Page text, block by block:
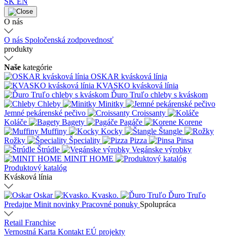
O nás
O nás Spoločenská zodpovednosť
produkty
Naše kategórie
OSKAR kvásková línia
KVASKO kvásková línia
Ďuro Truľo chleby s kváskom
Chleby
Minitky
Jemné pekárenské pečivo
Croissanty
Koláče
Bagety Pagáče
Korene
Muffiny
Kocky
Štangle
Rožky
Špeciality Pizza
Pinsa
Štrúdle
Vegánske výrobky
MINIT HOME
Produktový katalóg
Kvásková línia
Oskar Kvasko.
Ďuro Truľo
Predajne Minit novinky Pracovné ponuky Spolupráca
Retail Franchise
Vernostná Karta Kontakt EÚ projekty